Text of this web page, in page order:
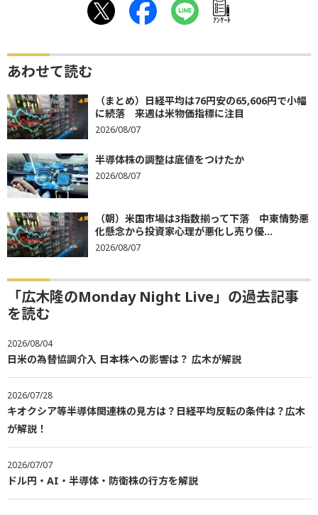
ｱﾝｹｰﾄ
あわせて読む
（まとめ）日経平均は76円安の65,606円で小幅
に続落 来週は米物価指標に注目
2026/08/07
半導体株の調整は底値をつけたか
2026/08/07
（朝）米国市場は3指数揃って下落 中東情勢悪
化懸念から投資家心理が悪化し売り優...
2026/08/07
「広木隆のMonday Night Live」の過去記事
を読む
2026/08/04
日米の為替協調介入 日本株への影響は？ 広木が解説
2026/07/28
キオクシア等半導体関連株の見方は？日経平均反転の条件は？広木
が解説！
2026/07/07
ドル円・AI・半導体・防衛株の行方を解説